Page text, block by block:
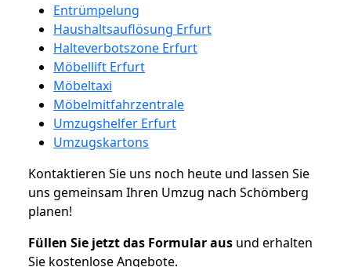
Entrümpelung
Haushaltsauflösung Erfurt
Halteverbotszone Erfurt
Möbellift Erfurt
Möbeltaxi
Möbelmitfahrzentrale
Umzugshelfer Erfurt
Umzugskartons
Kontaktieren Sie uns noch heute und lassen Sie
uns gemeinsam Ihren Umzug nach Schömberg
planen!
Füllen Sie jetzt das Formular aus und erhalten
Sie kostenlose Angebote.